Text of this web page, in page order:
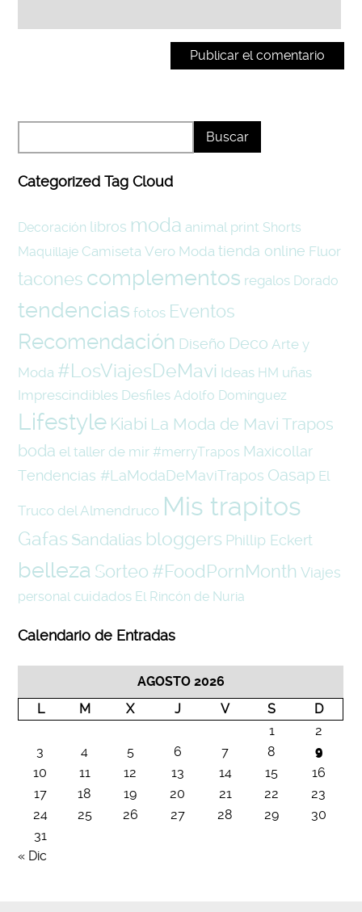
Categorized Tag Cloud
Decoración libros moda animal print Shorts
Maquillaje Camiseta Vero Moda tienda online Fluor
tacones complementos regalos Dorado
tendencias fotos Eventos
Recomendación Diseño Deco Arte y
Moda #LosViajesDeMavi Ideas HM uñas
Imprescindibles Desfiles Adolfo Domínguez
Lifestyle Kiabi La Moda de Mavi Trapos
boda el taller de mir #merryTrapos Maxicollar
Tendencias #LaModaDeMaviTrapos Oasap El
Truco del Almendruco Mis trapitos
Gafas Sandalias bloggers Phillip Eckert
belleza Sorteo #FoodPornMonth Viajes
personal cuidados El Rincón de Nuria
Calendario de Entradas
AGOSTO 2026
L
M X J V S
D
1
2
3
4 5 6 7 8
9
10
11 12 13 14 15
16
17
18 19 20 21 22
23
24
25 26 27 28 29
30
31
« Dic